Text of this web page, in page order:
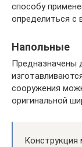
способу
определиться с
Напольные
Предназначены
сооружения
оригинальной
Конструкция